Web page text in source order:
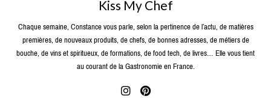
Kiss My Chef
Chaque semaine, Constance vous parle, selon la pertinence de l’actu, de matières
premières, de nouveaux produits, de chefs, de bonnes adresses, de métiers de
bouche, de vins et spiritueux, de formations, de food tech, de livres… Elle vous tient
au courant de la Gastronomie en France.